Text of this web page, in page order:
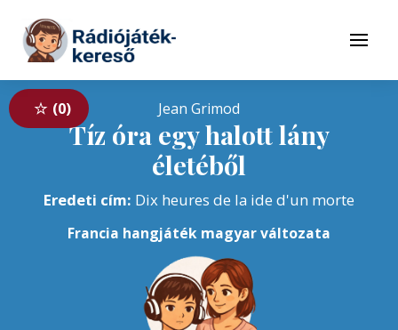
Tovább a tartalomhoz
Menü
0 Jean Grimod
Tíz óra egy halott lány
életéből
Eredeti cím: Dix heures de la ide d'un morte
Francia hangjáték magyar változata